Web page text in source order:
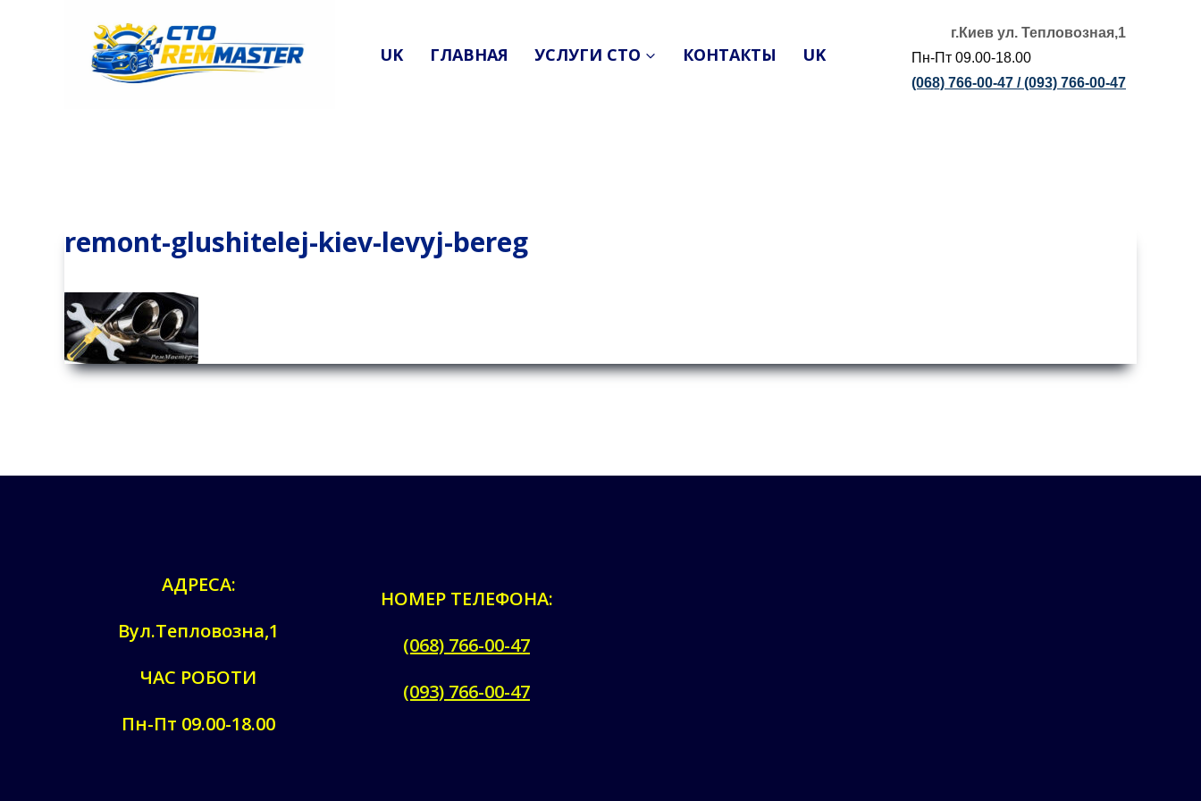
содержимому
UK ГЛАВНАЯ УСЛУГИ СТО КОНТАКТЫ UK
г.Киев ул. Тепловозная,1
Пн-Пт 09.00-18.00
(068) 766-00-47 /(093) 766-00-47
remont-glushitelej-kiev-levyj-bereg
АДРЕСА:
Вул.Тепловозна,1
ЧАС РОБОТИ
Пн-Пт 09.00-18.00
НОМЕР ТЕЛЕФОНА:
(068) 766-00-47
(093) 766-00-47